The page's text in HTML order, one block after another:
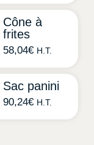
Cône à
frites
58,04€ H.T.
Sac panini
90,24€ H.T.